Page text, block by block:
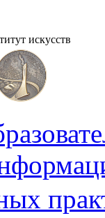
искусств